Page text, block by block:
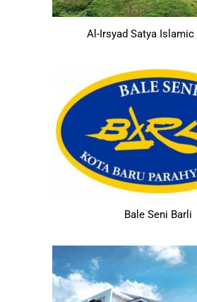
Al-Irsyad Satya Islamic
Bale Seni Barli